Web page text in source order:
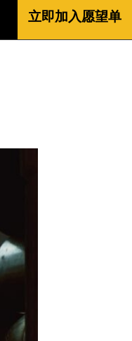
立即加入愿望单